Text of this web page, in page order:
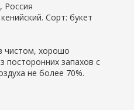
Россия
Сорт: букет
чистом, хорошо
запахов с
не более 70%.